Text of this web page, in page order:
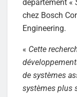
département «
chez Bosch
Engineering.
« Cette
de systèmes
systèmes plus